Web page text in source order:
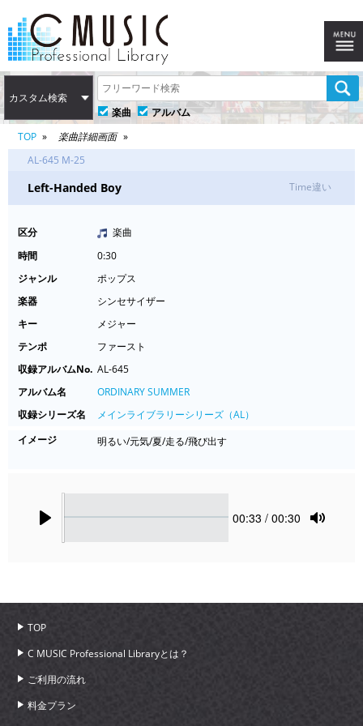
カスタム検索
楽曲
アルバム
TOP
楽曲詳細画面
AL-645 M-25
Left-Handed Boy Time違い
区分
楽曲
時間
0:30
ジャンル
ポップス
楽器
シンセサイザー
キー
メジャー
テンポ
ファースト
収録アルバムNo. AL-645
アルバム名
ORDINARY SUMMER
収録シリーズ名
メインライブラリーシリーズ（AL）
イメージ
明るい/元気/夏/走る/飛び出す
Current
00:33 / 00:30
TOP
C MUSIC Professional Libraryとは？
ご利用の流れ
料金プラン